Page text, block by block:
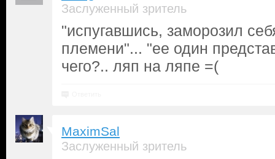
Заслуженный зритель
"испугавшись, заморозил
племени"... "ее один
чего?.. ляп на ляпе =(
MaximSal
Заслуженный зритель